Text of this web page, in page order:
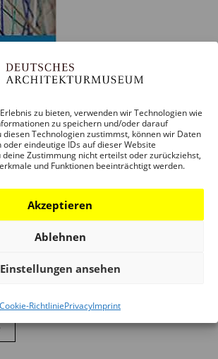
zu bieten, verwenden wir Technologien wie
zu speichern und/oder darauf
diesen Technologien zustimmst, können wir Daten
eindeutige IDs auf dieser Website
Zustimmung nicht erteilst oder zurückziehst,
und Funktionen beeinträchtigt werden.
Akzeptieren
Ablehnen
Einstellungen ansehen
Cookie-RichtliniePrivacyImprint
GANZTAGS —
FÜR BAUKULTURELLE
die zweitägige Tagung
21. und 22. November 2013 im